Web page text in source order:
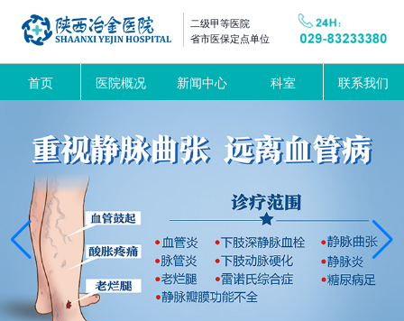
二级甲等医院
省市医保定点单位
首页 医院概况 新闻中心 科室 联系我们